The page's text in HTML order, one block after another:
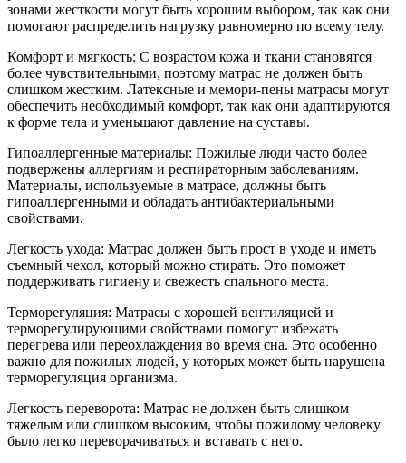
зонами жесткости могут быть хорошим выбором, так как они
помогают распределить нагрузку равномерно по всему телу.
Комфорт и мягкость: С возрастом кожа и ткани становятся
более чувствительными, поэтому матрас не должен быть
слишком жестким. Латексные и мемори-пены матрасы могут
обеспечить необходимый комфорт, так как они адаптируются
к форме тела и уменьшают давление на суставы.
Гипоаллергенные материалы: Пожилые люди часто более
подвержены аллергиям и респираторным заболеваниям.
Материалы, используемые в матрасе, должны быть
гипоаллергенными и обладать антибактериальными
свойствами.
Легкость ухода: Матрас должен быть прост в уходе и иметь
съемный чехол, который можно стирать. Это поможет
поддерживать гигиену и свежесть спального места.
Терморегуляция: Матрасы с хорошей вентиляцией и
терморегулирующими свойствами помогут избежать
перегрева или переохлаждения во время сна. Это особенно
важно для пожилых людей, у которых может быть нарушена
терморегуляция организма.
Легкость переворота: Матрас не должен быть слишком
тяжелым или слишком высоким, чтобы пожилому человеку
было легко переворачиваться и вставать с него.